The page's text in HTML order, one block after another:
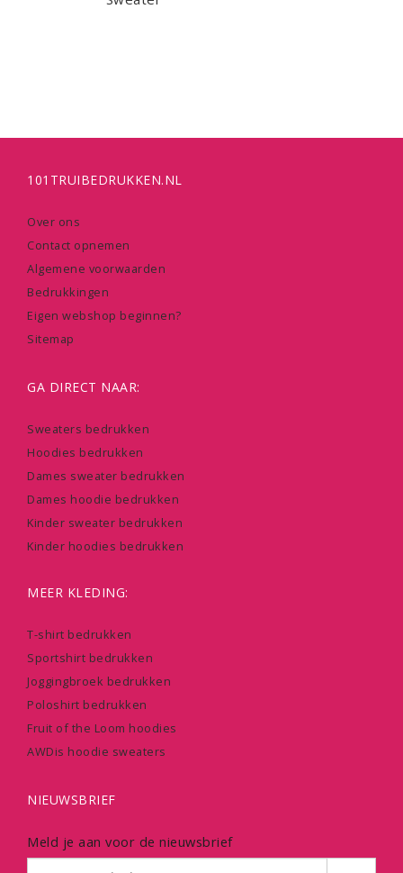
101TRUIBEDRUKKEN.NL
Over ons
Contact opnemen
Algemene voorwaarden
Bedrukkingen
Eigen webshop beginnen?
Sitemap
GA DIRECT NAAR:
Sweaters bedrukken
Hoodies bedrukken
Dames sweater bedrukken
Dames hoodie bedrukken
Kinder sweater bedrukken
Kinder hoodies bedrukken
MEER KLEDING:
T-shirt bedrukken
Sportshirt bedrukken
Joggingbroek bedrukken
Poloshirt bedrukken
Fruit of the Loom hoodies
AWDis hoodie sweaters
NIEUWSBRIEF
Meld je aan voor de nieuwsbrief